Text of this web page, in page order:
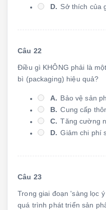
D. Sở thích của
Câu 22
Điều gì KHÔNG phải là
bì (packaging) hiệu quả?
A. Bảo vệ sản
B. Cung cấp
C. Tăng cường
D. Giảm chi phí
Câu 23
Trong giai đoạn 'sàng lọc
quá trình phát triển sản